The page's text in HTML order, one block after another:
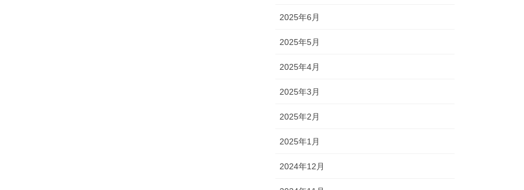
2025年6月
2025年5月
2025年4月
2025年3月
2025年2月
2025年1月
2024年12月